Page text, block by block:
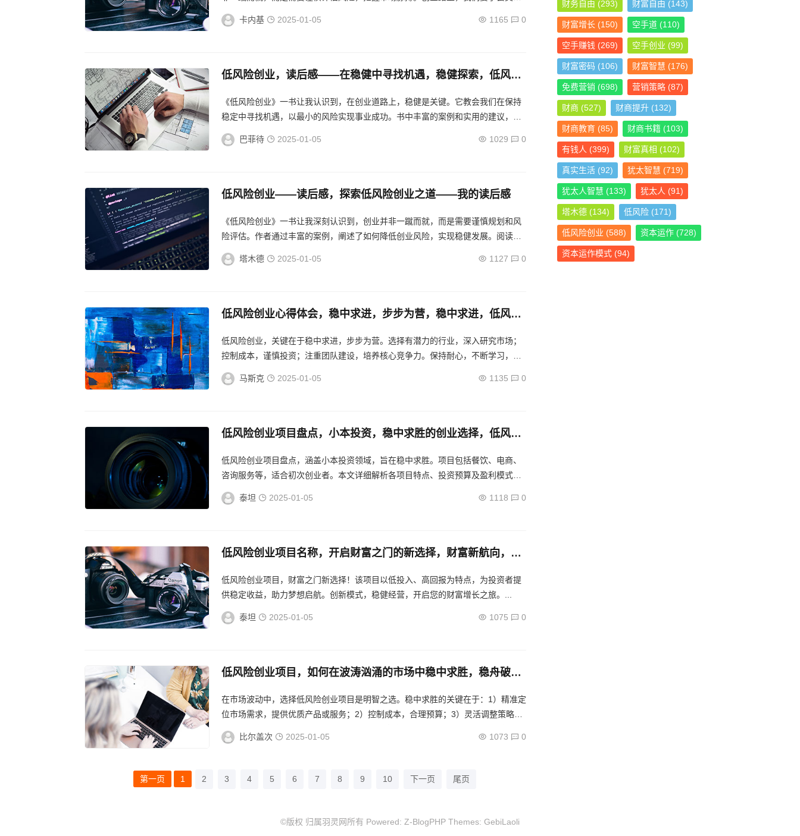
变通，勇于创新，方能成功。这本书为我的创业之路指明了方向，让我对创业充满
信心...
卡内基 2025-01-05 1165 0
低风险创业，读后感——在稳健中寻找机遇，稳健探索，低风险
《低风险创业》一书让我认识到，在创业道路上，稳健是关键。它教会我们在保持
稳定中寻找机遇，以最小的风险实现事业成功。书中丰富的案例和实用的建议，为
创业新手提供了宝贵的指导。阅读后，我更加坚定了在稳健中寻求机遇的信念。...
巴菲待
2025-01-05 1029 0
低风险创业——读后感，探索低风险创业之道——我的读后感
《低风险创业》一书让我深刻认识到，创业并非一蹴而就，而是需要谨慎规划和风
险评估。作者通过丰富的案例，阐述了如何降低创业风险，实现稳健发展。阅读此
书，让我对创业有了更全面的认识，明白了成功创业的关键在于合理规划、精准定
位和...
塔木德 2025-01-05 1127 0
低风险创业心得体会，稳中求进，步步为营，稳中求进，低风险
低风险创业，关键在于稳中求进，步步为营。选择有潜力的行业，深入研究市场；
控制成本，谨慎投资；注重团队建设，培养核心竞争力。保持耐心，不断学习，逐
步扩大业务，实现可持续发展。...
马斯克
2025-01-05 1135 0
低风险创业项目盘点，小本投资，稳中求胜的创业选择，低风险
低风险创业项目盘点，涵盖小本投资领域，旨在稳中求胜。项目包括餐饮、电商、
咨询服务等，适合初次创业者。本文详细解析各项目特点、投资预算及盈利模式，
助您找到适合自己的创业之道。...
泰坦
2025-01-05 1118 0
低风险创业项目名称，开启财富之门的新选择，财富新航向，低
低风险创业项目，财富之门新选择！该项目以低投入、高回报为特点，为投资者提
供稳定收益，助力梦想启航。创新模式，稳健经营，开启您的财富增长之旅。...
泰坦 2025-01-05 1075 0
低风险创业项目，如何在波涛汹涌的市场中稳中求胜，稳舟破
在市场波动中，选择低风险创业项目是明智之选。稳中求胜的关键在于：1）精准定
位市场需求，提供优质产品或服务；2）控制成本，合理预算；3）灵活调整策略，
快速响应市场变化；4）建立良好口碑，增强客户忠诚度。通过以上方法，即使在...
比尔盖次
2025-01-05 1073 0
第一页 1 2 3 4 5 6 7 8 9 10 下一页 尾页
财务自由 (293) 财富自由 (143)
财富增长 (150) 空手道 (110)
空手赚钱 (269) 空手创业 (99)
财富密码 (106) 财富智慧 (176)
免费营销 (698) 营销策略 (87)
财商 (527) 财商提升 (132)
财商教育 (85) 财商书籍 (103)
有钱人 (399) 财富真相 (102)
真实生活 (92) 犹太智慧 (719)
犹太人智慧 (133) 犹太人 (91)
塔木德 (134) 低风险 (171)
低风险创业 (588) 资本运作 (728)
资本运作模式 (94)
©版权 归属羽灵网所有 Powered: Z-BlogPHP Themes: GebiLaoli